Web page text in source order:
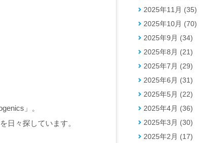
」。
日々探しています。
2025年11月 (35)
2025年10月 (70)
2025年9月 (34)
2025年8月 (21)
2025年7月 (29)
2025年6月 (31)
2025年5月 (22)
2025年4月 (36)
2025年3月 (30)
2025年2月 (17)